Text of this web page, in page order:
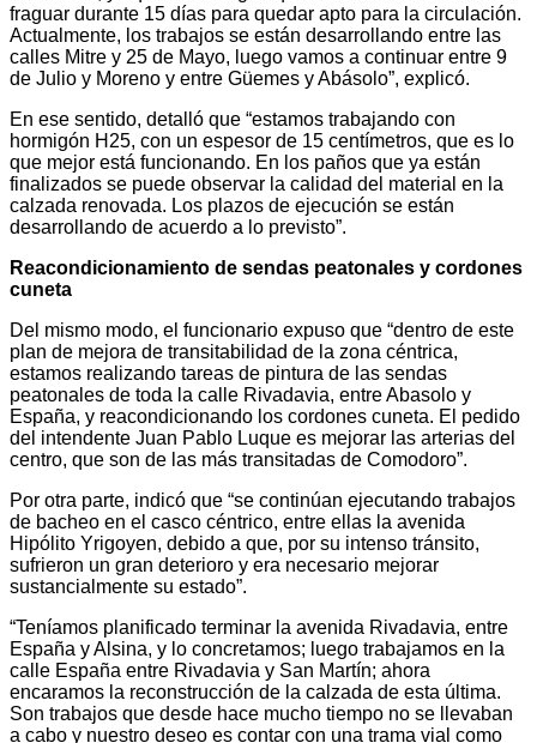
fraguar durante 15 días para quedar apto para la circulación.
Actualmente, los trabajos se están desarrollando entre las
calles Mitre y 25 de Mayo, luego vamos a continuar entre 9
de Julio y Moreno y entre Güemes y Abásolo”, explicó.
En ese sentido, detalló que “estamos trabajando con
hormigón H25, con un espesor de 15 centímetros, que es lo
que mejor está funcionando. En los paños que ya están
finalizados se puede observar la calidad del material en la
calzada renovada. Los plazos de ejecución se están
desarrollando de acuerdo a lo previsto”.
Reacondicionamiento de sendas peatonales y cordones
cuneta
Del mismo modo, el funcionario expuso que “dentro de este
plan de mejora de transitabilidad de la zona céntrica,
estamos realizando tareas de pintura de las sendas
peatonales de toda la calle Rivadavia, entre Abasolo y
España, y reacondicionando los cordones cuneta. El pedido
del intendente Juan Pablo Luque es mejorar las arterias del
centro, que son de las más transitadas de Comodoro”.
Por otra parte, indicó que “se continúan ejecutando trabajos
de bacheo en el casco céntrico, entre ellas la avenida
Hipólito Yrigoyen, debido a que, por su intenso tránsito,
sufrieron un gran deterioro y era necesario mejorar
sustancialmente su estado”.
“Teníamos planificado terminar la avenida Rivadavia, entre
España y Alsina, y lo concretamos; luego trabajamos en la
calle España entre Rivadavia y San Martín; ahora
encaramos la reconstrucción de la calzada de esta última.
Son trabajos que desde hace mucho tiempo no se llevaban
a cabo y nuestro deseo es contar con una trama vial como